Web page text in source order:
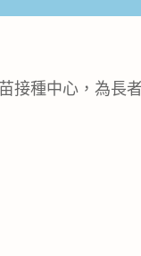
接種中心，為長